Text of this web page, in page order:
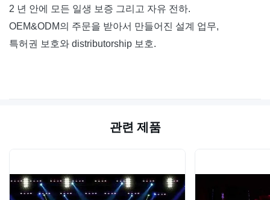
2 년 안에 모든 일생 보증 그리고 자유 전하.
OEM&ODM의 주문을 받아서 만들어진 설계 업무,
특허권 보호와 distributorship 보호.
관련 제품